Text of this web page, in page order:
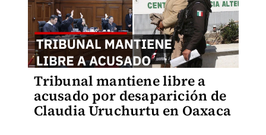
Tribunal mantiene libre a
acusado por desaparición de
Claudia Uruchurtu en Oaxaca